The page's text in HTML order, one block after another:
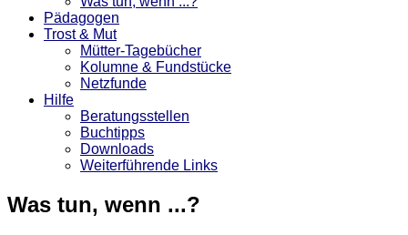
Pädagogen
Trost & Mut
Mütter-Tagebücher
Kolumne & Fundstücke
Netzfunde
Hilfe
Beratungsstellen
Buchtipps
Downloads
Weiterführende Links
Was tun, wenn ...?